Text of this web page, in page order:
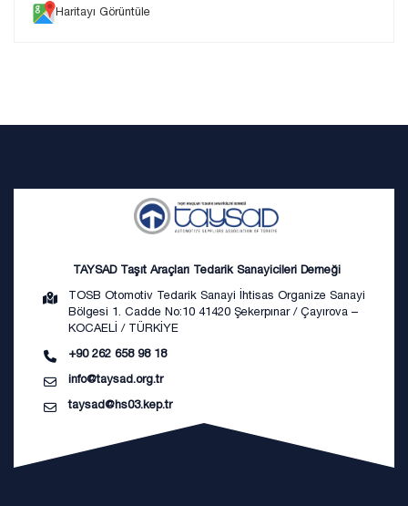
Haritayı Görüntüle
TAYSAD Taşıt Araçları Tedarik Sanayicileri Derneği
TOSB Otomotiv Tedarik Sanayi İhtisas Organize Sanayi
Bölgesi 1. Cadde No:10 41420 Şekerpınar / Çayırova –
KOCAELİ / TÜRKİYE
+90 262 658 98 18
info@taysad.org.tr
taysad@hs03.kep.tr